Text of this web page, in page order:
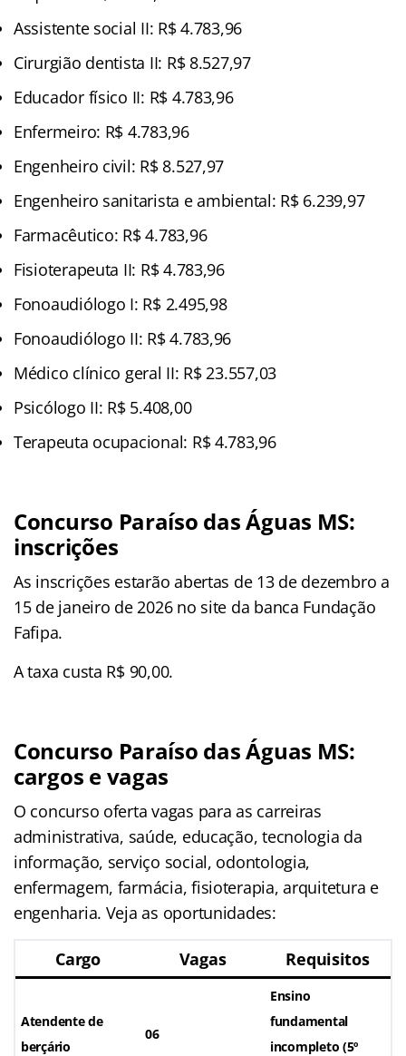
Assistente social II: R$ 4.783,96
Cirurgião dentista II: R$ 8.527,97
Educador físico II: R$ 4.783,96
Enfermeiro: R$ 4.783,96
Engenheiro civil: R$ 8.527,97
Engenheiro sanitarista e ambiental: R$ 6.239,97
Farmacêutico: R$ 4.783,96
Fisioterapeuta II: R$ 4.783,96
Fonoaudiólogo I: R$ 2.495,98
Fonoaudiólogo II: R$ 4.783,96
Médico clínico geral II: R$ 23.557,03
Psicólogo II: R$ 5.408,00
Terapeuta ocupacional: R$ 4.783,96
Concurso Paraíso das Águas MS:
inscrições
As inscrições estarão abertas de 13 de dezembro a
15 de janeiro de 2026 no site da banca Fundação
Fafipa.
A taxa custa R$ 90,00.
Concurso Paraíso das Águas MS:
cargos e vagas
O concurso oferta vagas para as carreiras
administrativa, saúde, educação, tecnologia da
informação, serviço social, odontologia,
enfermagem, farmácia, fisioterapia, arquitetura e
engenharia. Veja as oportunidades:
Cargo Vagas Requisitos
Atendente de
berçário
06
Ensino
fundamental
incompleto (5º